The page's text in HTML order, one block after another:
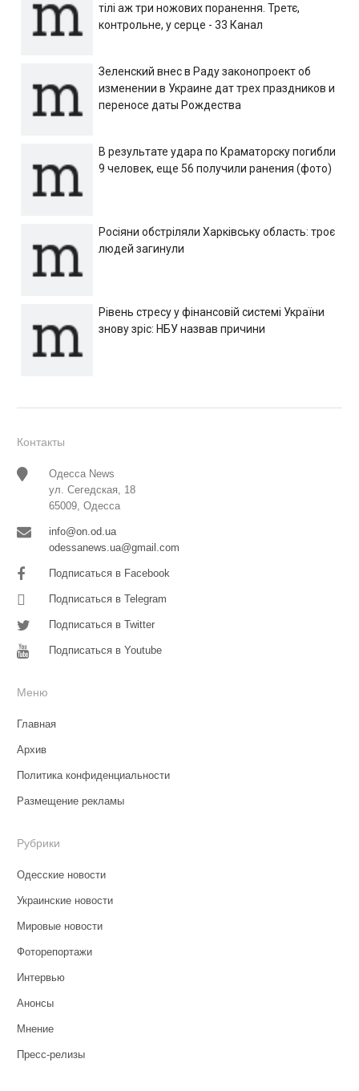
тілі аж три ножових поранення. Третє,
контрольне, у серце - 33 Канал
Зеленский внес в Раду законопроект об
изменении в Украине дат трех праздников и
переносе даты Рождества
В результате удара по Краматорску погибли
9 человек, еще 56 получили ранения (фото)
Росіяни обстріляли Харківську область: троє
людей загинули
Рівень стресу у фінансовій системі України
знову зріс: НБУ назвав причини
Контакты
Одесса News
ул. Сегедская, 18
65009, Одесса
info@on.od.ua
odessanews.ua@gmail.com
Подписаться в Facebook
Подписаться в Telegram
Подписаться в Twitter
Подписаться в Youtube
Меню
Главная
Архив
Политика конфиденциальности
Размещение рекламы
Рубрики
Одесские новости
Украинские новости
Мировые новости
Фоторепортажи
Интервью
Анонсы
Мнение
Пресс-релизы